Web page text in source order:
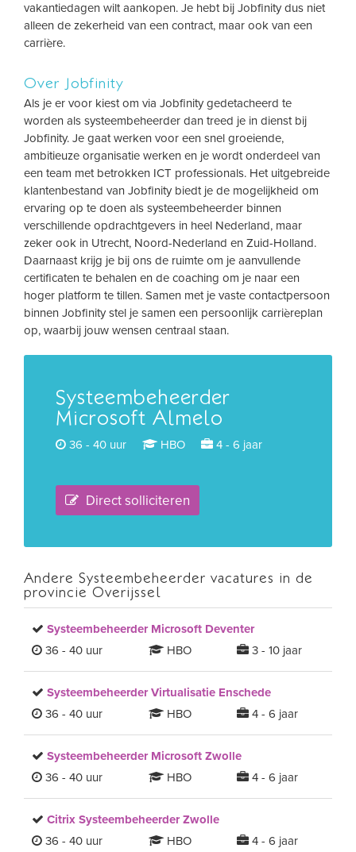
vakantiedagen wilt aankopen. Je hebt bij Jobfinity dus niet
alleen de zekerheid van een contract, maar ook van een
carrière.
Over Jobfinity
Als je er voor kiest om via Jobfinity gedetacheerd te
worden als systeembeheerder dan treed je in dienst bij
Jobfinity. Je gaat werken voor een snel groeiende,
ambitieuze organisatie werken en je wordt onderdeel van
een team met betrokken ICT professionals. Het uitgebreide
klantenbestand van Jobfinity biedt je de mogelijkheid om
ervaring op te doen als systeembeheerder binnen
verschillende opdrachtgevers in heel Nederland, maar
zeker ook in Utrecht, Noord-Nederland en Zuid-Holland.
Daarnaast krijg je bij ons de ruimte om je aanvullende
certificaten te behalen en de coaching om je naar een
hoger platform te tillen. Samen met je vaste contactpersoon
binnen Jobfinity stel je samen een persoonlijk carrièreplan
op, waarbij jouw wensen centraal staan.
Systeembeheerder
Microsoft Almelo
36 - 40 uur HBO 4 - 6 jaar
Direct solliciteren
Andere Systeembeheerder vacatures in de
provincie Overijssel
Systeembeheerder Microsoft Deventer
36 - 40 uur
HBO 3 - 10 jaar
Systeembeheerder Virtualisatie Enschede
36 - 40 uur
HBO 4 - 6 jaar
Systeembeheerder Microsoft Zwolle
36 - 40 uur
HBO 4 - 6 jaar
Citrix Systeembeheerder Zwolle
36 - 40 uur
HBO 4 - 6 jaar